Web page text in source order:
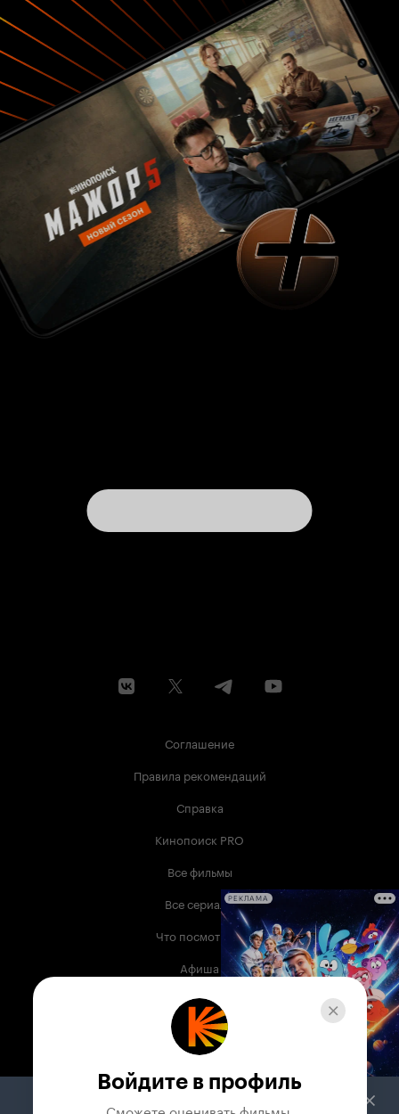
Соглашение
Правила рекомендаций
Справка
Кинопоиск PRO
Все фильмы
Все сериалы
Что посмотреть
Афиша
Музыка
Телепрограмма
Служба поддержки
РЕКЛАМА
Войдите в профиль